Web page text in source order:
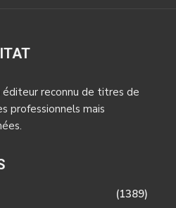
éditeur reconnu de titres de
professionnels mais
(1389)